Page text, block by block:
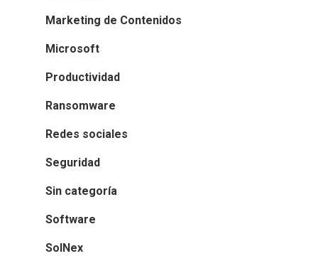
Marketing de Contenidos
Microsoft
Productividad
Ransomware
Redes sociales
Seguridad
Sin categoría
Software
SolNex